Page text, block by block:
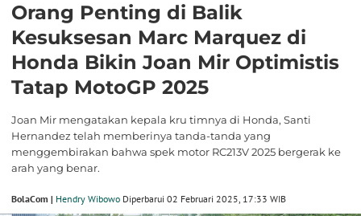
Orang Penting di Balik
Kesuksesan Marc Marquez di
Honda Bikin Joan Mir Optimistis
Tatap MotoGP 2025
Joan Mir mengatakan kepala kru timnya di Honda, Santi
Hernandez telah memberinya tanda-tanda yang
menggembirakan bahwa spek motor RC213V 2025 bergerak ke
arah yang benar.
BolaCom | Hendry Wibowo Diperbarui 02 Februari 2025, 17:33 WIB